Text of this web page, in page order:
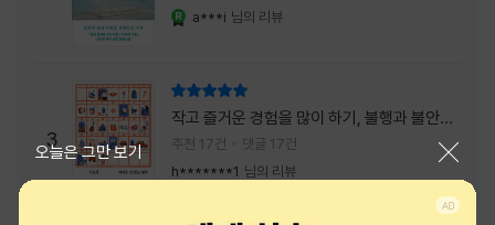
a***i 님의 리뷰
3
작고 즐거운 경험을 많이 하기, 불행과 불안을
회피하지 말기, 그리고 좋은 사람을 많이 만나
기.
추천 17건
댓글 17건
h*******1 님의 리뷰
오늘은 그만 보기